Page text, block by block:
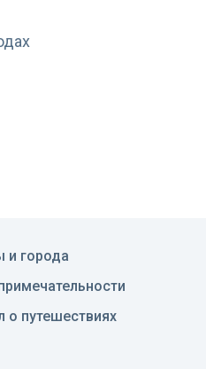
и города
о путешествиях